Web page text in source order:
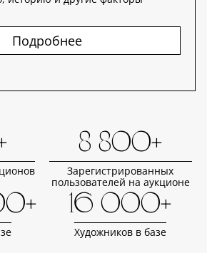
Подробнее
8 800+
Зарегистрированных
пользователей на аукционе
16 000+
Художников в базе